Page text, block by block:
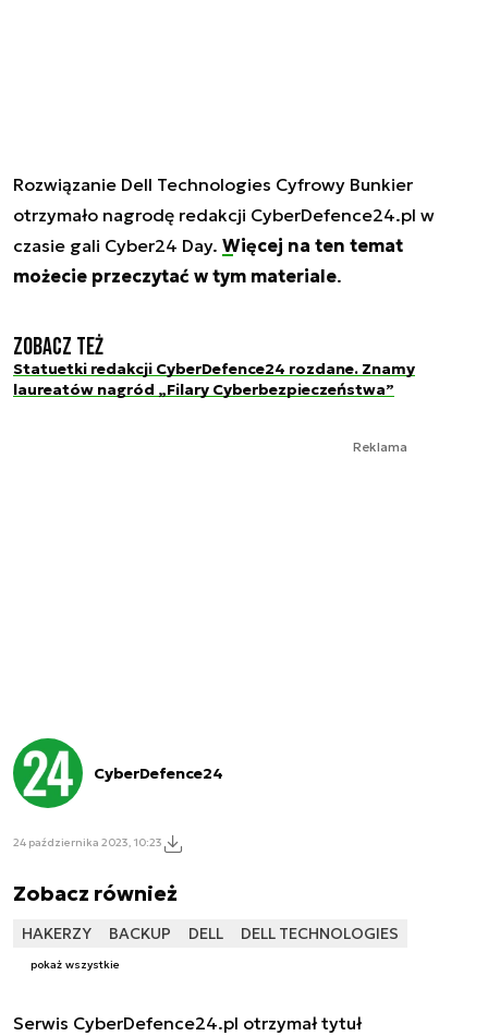
Rozwiązanie Dell Technologies Cyfrowy Bunkier
otrzymało nagrodę redakcji CyberDefence24.pl w
czasie gali Cyber24 Day. Więcej na ten temat
możecie przeczytać w tym materiale.
Zobacz też
Statuetki redakcji CyberDefence24 rozdane. Znamy
laureatów nagród „Filary Cyberbezpieczeństwa”
Reklama
CyberDefence24
24 października 2023, 10:23
Zobacz również
HAKERZY BACKUP DELL DELL TECHNOLOGIES
pokaż wszystkie
Serwis CyberDefence24.pl otrzymał tytuł